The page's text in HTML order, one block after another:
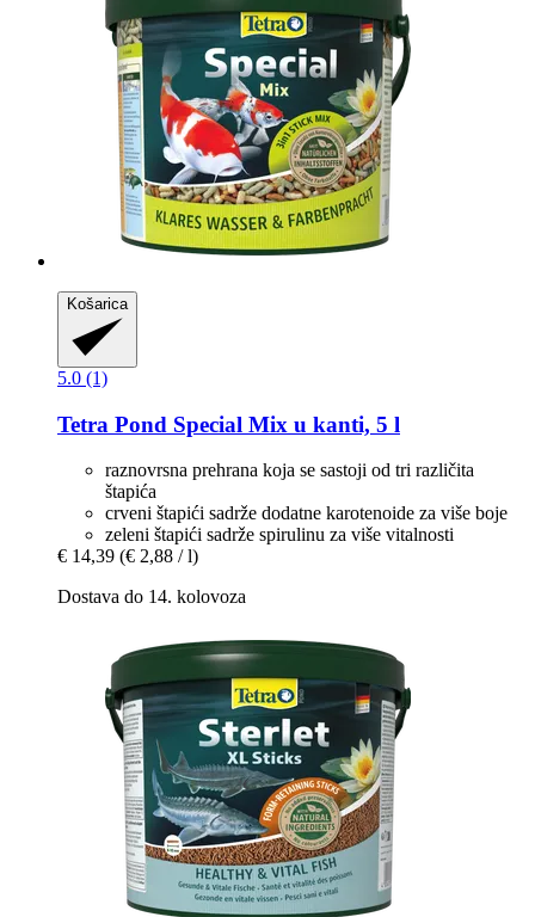
Košarica
5.0 (1)
Tetra Pond Special Mix u kanti, 5 l
raznovrsna prehrana koja se sastoji od tri različita
štapića
crveni štapići sadrže dodatne karotenoide za više boje
zeleni štapići sadrže spirulinu za više vitalnosti
€ 14,39 (€ 2,88 / l)
Dostava do 14. kolovoza